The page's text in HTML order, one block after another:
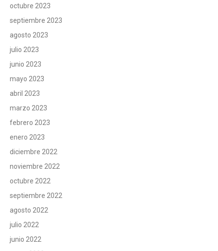
octubre 2023
septiembre 2023
agosto 2023
julio 2023
junio 2023
mayo 2023
abril 2023
marzo 2023
febrero 2023
enero 2023
diciembre 2022
noviembre 2022
octubre 2022
septiembre 2022
agosto 2022
julio 2022
junio 2022